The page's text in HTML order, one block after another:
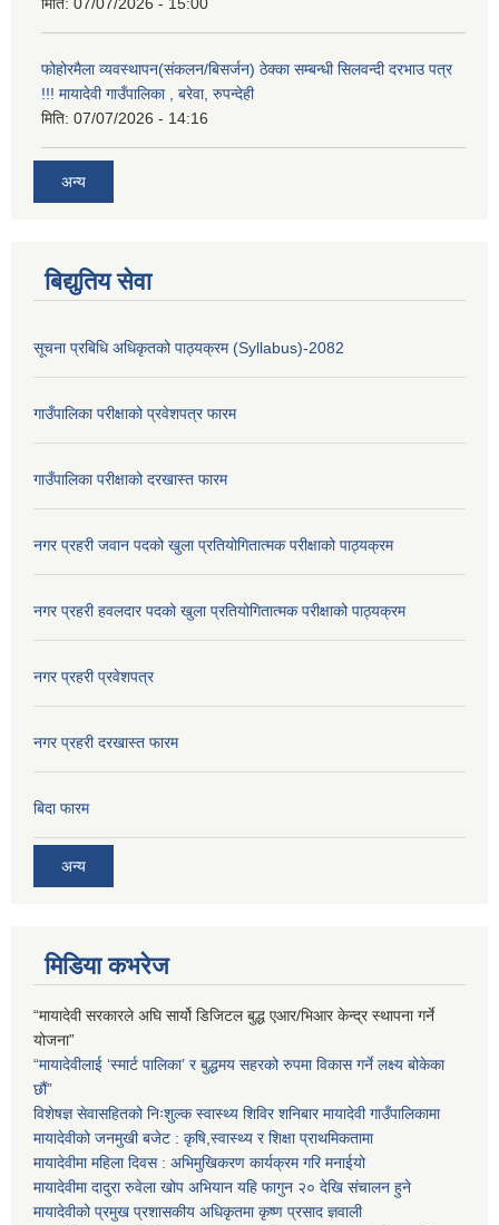
मिति: 07/07/2026 - 15:00
फोहोरमैला व्यवस्थापन(संकलन/बिसर्जन) ठेक्का सम्बन्धी सिलवन्दी दरभाउ पत्र
!!! मायादेवी गाउँपालिका , बरेवा, रुपन्देही
मिति: 07/07/2026 - 14:16
अन्य
बिद्युतिय सेवा
सूचना प्रबिधि अधिकृतको पाठ्यक्रम (Syllabus)-2082
गाउँपालिका परीक्षाको प्रवेशपत्र फारम
गाउँपालिका परीक्षाको दरखास्त फारम
नगर प्रहरी जवान पदको खुला प्रतियोगितात्मक परीक्षाको पाठ्यक्रम
नगर प्रहरी हवलदार पदको खुला प्रतियोगितात्मक परीक्षाको पाठ्यक्रम
नगर प्रहरी प्रवेशपत्र
नगर प्रहरी दरखास्त फारम
बिदा फारम
अन्य
मिडिया कभरेज
“मायादेवी सरकारले अघि सार्यो डिजिटल बुद्ध एआर/भिआर केन्द्र स्थापना गर्ने
योजना”
“मायादेवीलाई ‘स्मार्ट पालिका’ र बुद्धमय सहरको रुपमा विकास गर्ने लक्ष्य बोकेका
छौं”
विशेषज्ञ सेवासहितको निःशुल्क स्वास्थ्य शिविर शनिबार मायादेवी गाउँपालिकामा
मायादेवीको जनमुखी बजेट : कृषि,स्वास्थ्य र शिक्षा प्राथमिकतामा
मायादेवीमा महिला दिवस : अभिमुखिकरण कार्यक्रम गरि मनाईयो
मायादेवीमा दादुरा रुवेला खोप अभियान यहि फागुन २० देखि संचालन हुने
मायादेवीको प्रमुख प्रशासकीय अधिकृतमा कृष्ण प्रसाद ज्ञवाली